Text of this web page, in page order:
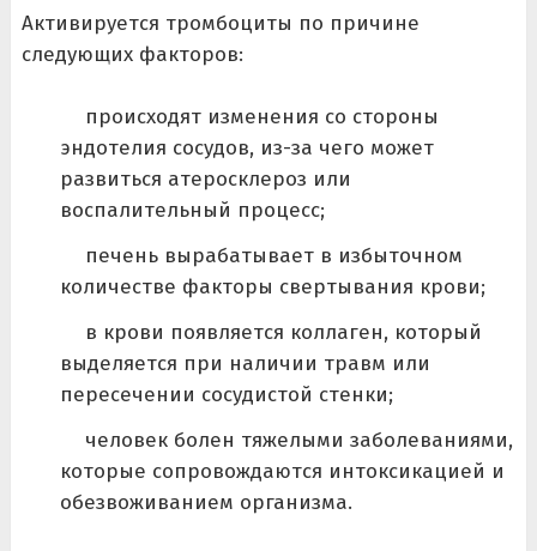
Активируется тромбоциты по причине
следующих факторов:
происходят изменения со стороны
эндотелия сосудов, из-за чего может
развиться атеросклероз или
воспалительный процесс;
печень вырабатывает в избыточном
количестве факторы свертывания крови;
в крови появляется коллаген, который
выделяется при наличии травм или
пересечении сосудистой стенки;
человек болен тяжелыми заболеваниями,
которые сопровождаются интоксикацией и
обезвоживанием организма.